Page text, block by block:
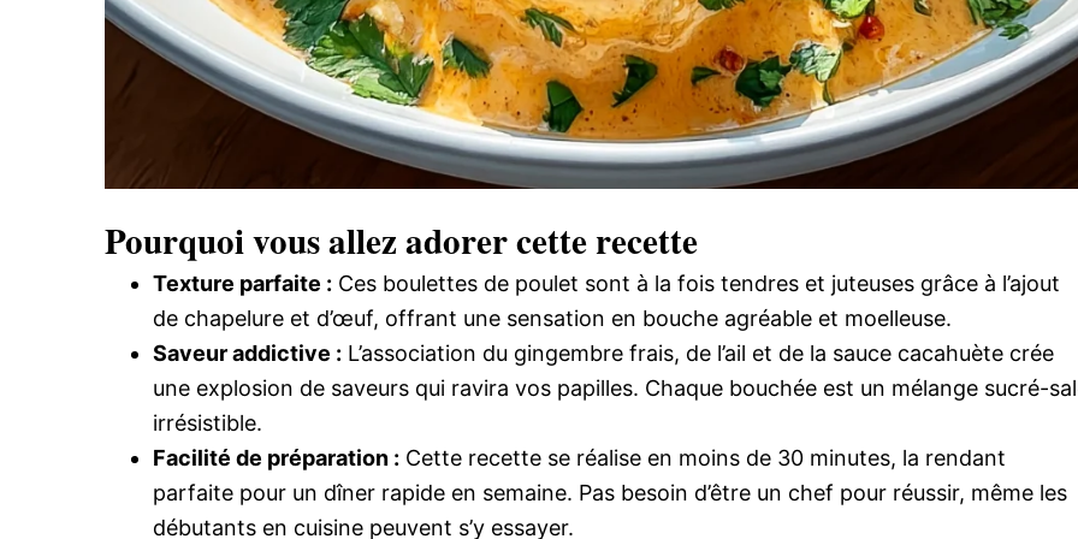
Pourquoi vous allez adorer cette recette
Texture parfaite : Ces boulettes de poulet sont à la fois tendres et juteuses grâce à l’ajout
de chapelure et d’œuf, offrant une sensation en bouche agréable et moelleuse.
Saveur addictive : L’association du gingembre frais, de l’ail et de la sauce cacahuète crée
une explosion de saveurs qui ravira vos papilles. Chaque bouchée est un mélange sucré-
irrésistible.
Facilité de préparation : Cette recette se réalise en moins de 30 minutes, la rendant
parfaite pour un dîner rapide en semaine. Pas besoin d’être un chef pour réussir, même les
débutants en cuisine peuvent s’y essayer.